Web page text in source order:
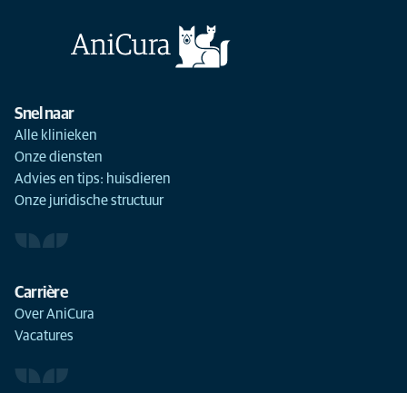
Snel naar
Alle klinieken
Onze diensten
Advies en tips: huisdieren
Onze juridische structuur
Carrière
Over AniCura
Vacatures